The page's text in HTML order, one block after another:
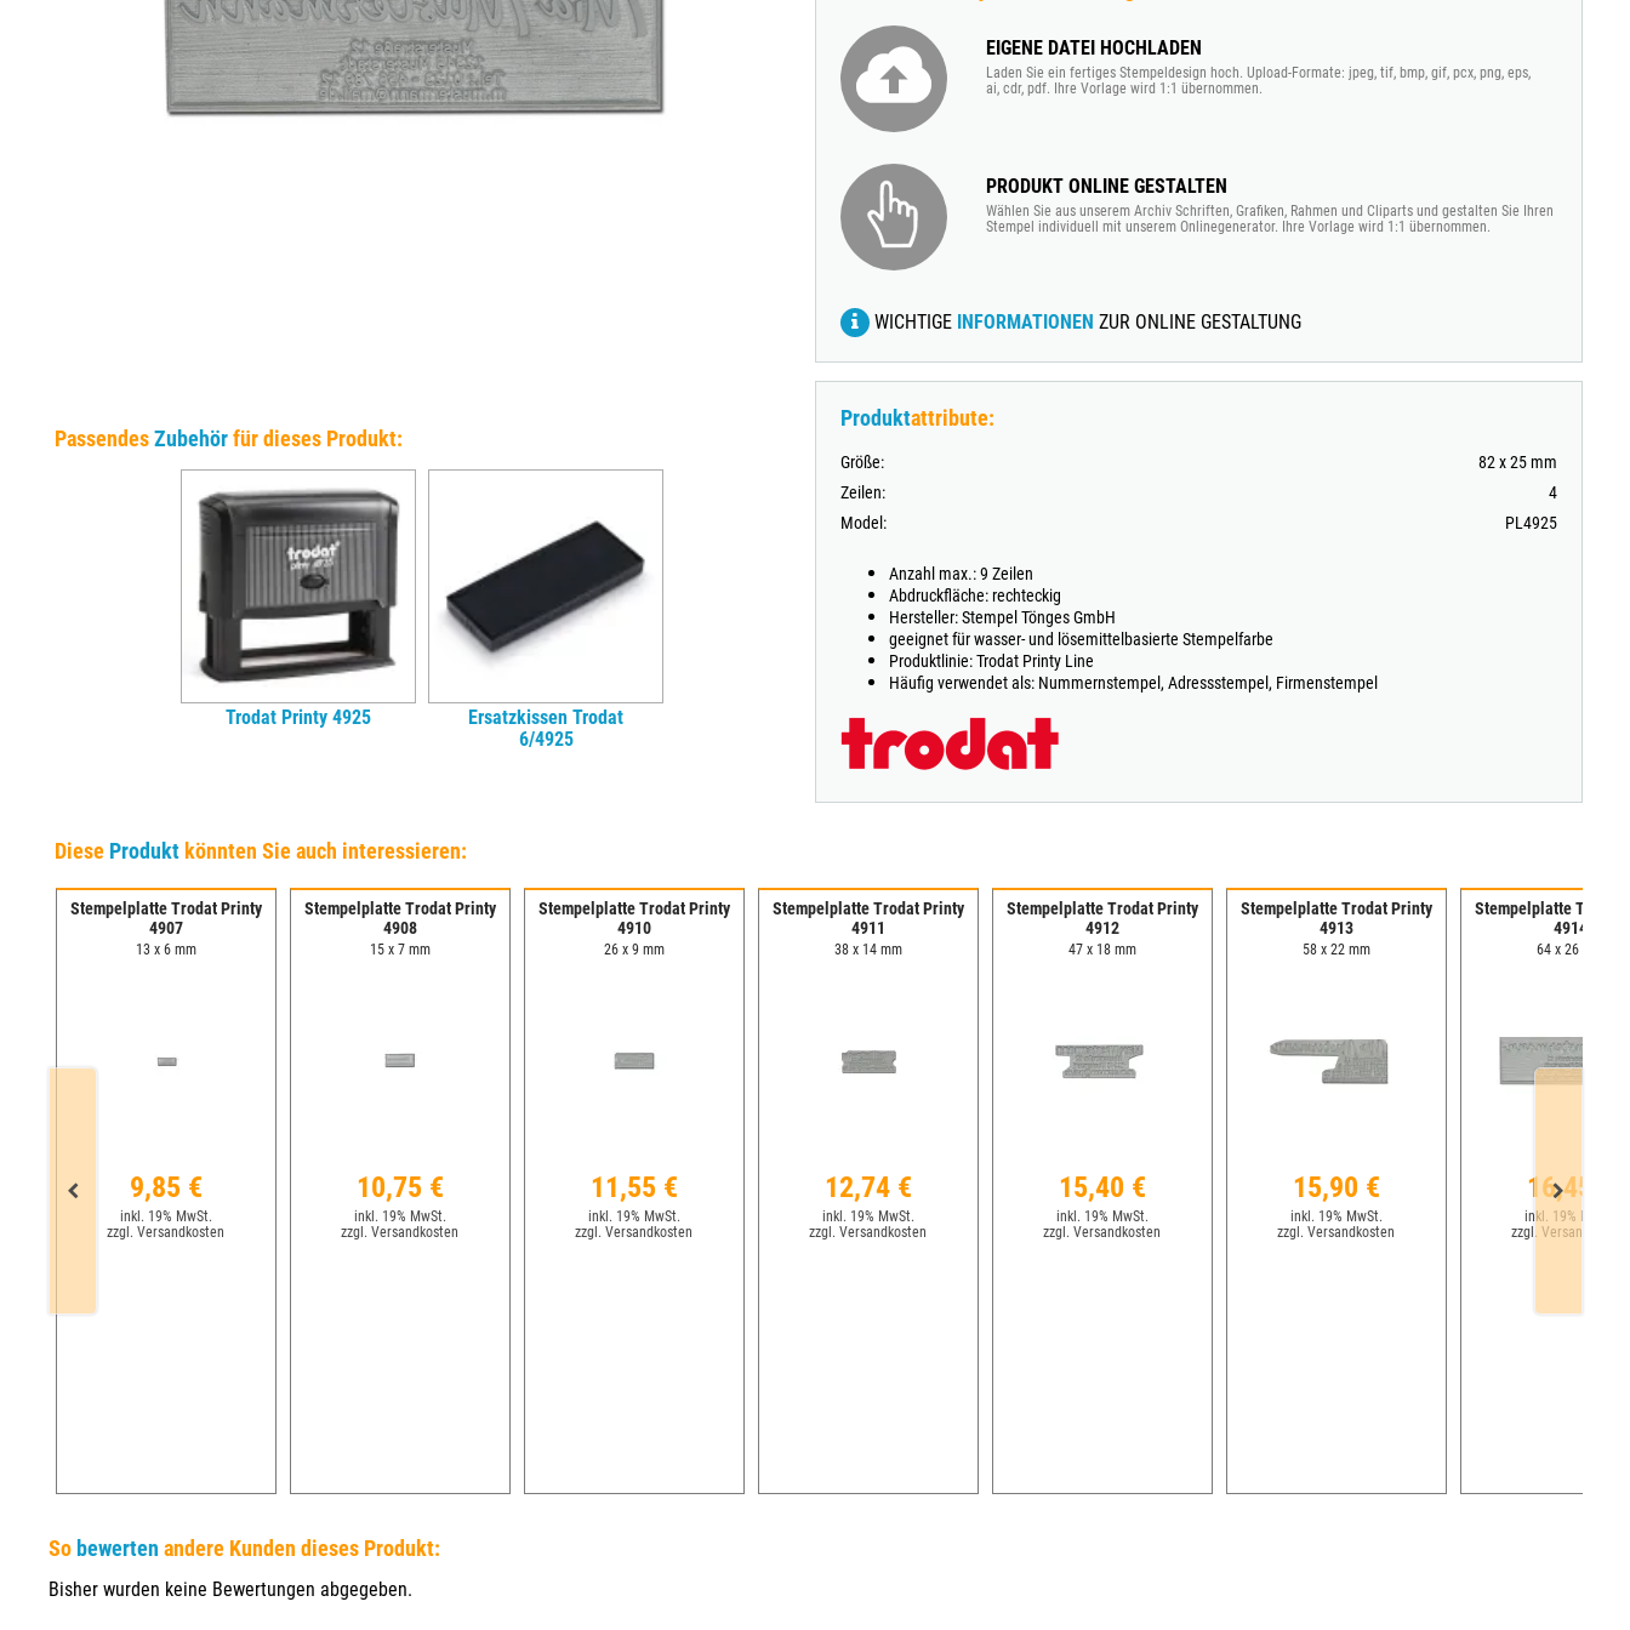
EINSÄTZE FÜR TRODAT PRÄGEZANGEN
DELRINPLATTEN FÜR PRÄGEZANGEN
TRODAT® VINTAGE
TRODAT® CREATIVE MINI STEMPEL + KISSEN SET
PassendesZubehörfür dieses Produkt:
Trodat Printy 4925
Ersatzkissen Trodat
6/4925
EIGENE DATEI HOCHLADEN
Laden Sie ein fertiges Stempeldesign hoch. Upload-Formate: jpeg, tif, bmp, gif, pcx, png, eps,
ai, cdr, pdf. Ihre Vorlage wird 1:1 übernommen.
PRODUKT ONLINE GESTALTEN
Wählen Sie aus unserem Archiv Schriften, Grafiken, Rahmen und Cliparts und gestalten Sie Ihren
Stempel individuell mit unserem Onlinegenerator. Ihre Vorlage wird 1:1 übernommen.
WICHTIGE INFORMATIONEN ZUR ONLINE GESTALTUNG
Produktattribute:
Größe:
82 x 25 mm
Zeilen:
4
Model:
PL4925
Anzahl max.: 9 Zeilen
Abdruckfläche: rechteckig
Hersteller: Stempel Tönges GmbH
geeignet für wasser- und lösemittelbasierte Stempelfarbe
Produktlinie: Trodat Printy Line
Häufig verwendet als: Nummernstempel, Adressstempel, Firmenstempel
Diese Produktkönnten Sie auch interessieren:
Stempelplatte Trodat Printy
4907
13 x 6 mm
9,85 €
inkl. 19% MwSt.
zzgl. Versandkosten
Stempelplatte Trodat Printy
4908
15 x 7 mm
10,75 €
inkl. 19% MwSt.
zzgl. Versandkosten
Stempelplatte Trodat Printy
4910
26 x 9 mm
11,55 €
inkl. 19% MwSt.
zzgl. Versandkosten
Stempelplatte Trodat Printy
4911
38 x 14 mm
12,74 €
inkl. 19% MwSt.
zzgl. Versandkosten
Stempelplatte Trodat Printy
4912
47 x 18 mm
15,40 €
inkl. 19% MwSt.
zzgl. Versandkosten
Stempelplatte Trodat Printy
4913
58 x 22 mm
15,90 €
inkl. 19% MwSt.
zzgl. Versandkosten
Stempelplatte Trodat
4914
64 x 26 mm
16,45 €
inkl. 19% MwSt.
zzgl. Versandkosten
So bewerten andere Kunden dieses Produkt:
Bisher wurden keine Bewertungen abgegeben.